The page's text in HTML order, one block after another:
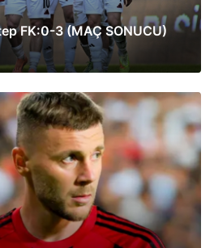
FK:0-3 (MAÇ SONUCU)